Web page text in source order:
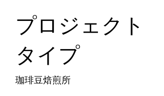
プロジェクト
タイプ
珈琲豆焙煎所